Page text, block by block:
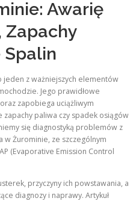
Awarię
Zapachy
Spalin
jeden z ważniejszych elementów
Jego prawidłowe
zapobiega uciążliwym
paliwa czy spadek osiągów
się diagnostyką problemów z
w Żurominie, ze szczególnym
(Evaporative Emission Control
przyczyny ich powstawania, a
diagnozy i naprawy. Artykuł